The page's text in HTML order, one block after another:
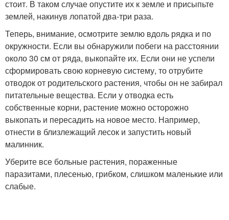
стоит. В таком случае опустите их к земле и присыпьте
землей, накинув лопатой два-три раза.
Теперь, внимание, осмотрите землю вдоль рядка и по
окружности. Если вы обнаружили побеги на расстоянии
около 30 см от ряда, выкопайте их. Если они не успели
сформировать свою корневую систему, то отрубите
отводок от родительского растения, чтобы он не забирал
питательные вещества. Если у отводка есть
собственные корни, растение можно осторожно
выкопать и пересадить на новое место. Например,
отнести в близлежащий лесок и запустить новый
малинник.
Уберите все больные растения, пораженные
паразитами, плесенью, грибком, слишком маленькие или
слабые.